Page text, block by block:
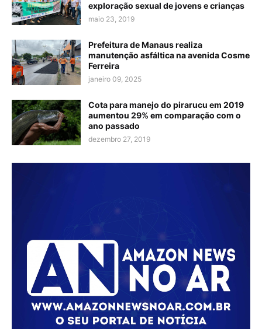
exploração sexual de jovens e crianças
maio 23, 2019
Prefeitura de Manaus realiza
manutenção asfáltica na avenida Cosme
Ferreira
janeiro 09, 2025
Cota para manejo do pirarucu em 2019
aumentou 29% em comparação com o
ano passado
dezembro 27, 2019